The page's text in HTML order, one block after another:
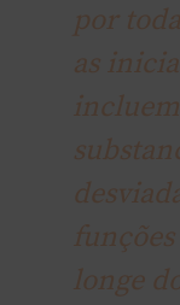
por
as
longe